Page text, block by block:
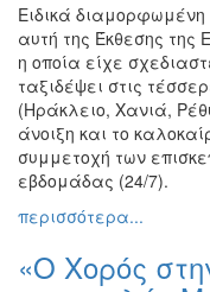
Ειδικά
αυτή της Έκθεσης της
η οποία είχε
ταξιδέψει στις
(Ηράκλειο, Χανιά,
άνοιξη και το
συμμετοχή των
εβδομάδας (24/7).
περισσότερα...
«Ο Χορός